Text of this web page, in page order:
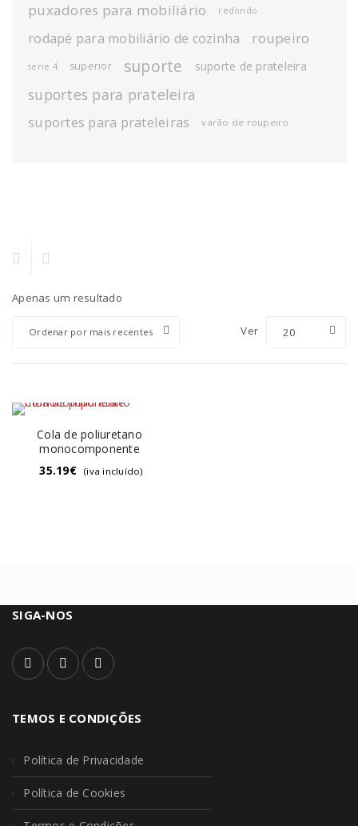
puxadores para mobiliário redondo
rodapé para mobiliário de cozinha roupeiro
serie 4 superior suporte suporte de prateleira
suportes para prateleira
suportes para prateleiras varão de roupeiro
Apenas um resultado
Ordenar por mais recentes Ver 20
Cola de poliuretano
monocomponente
35.19€ (iva incluído)
SIGA-NOS
TEMOS E CONDIÇÕES
Política de Privacidade
Política de Cookies